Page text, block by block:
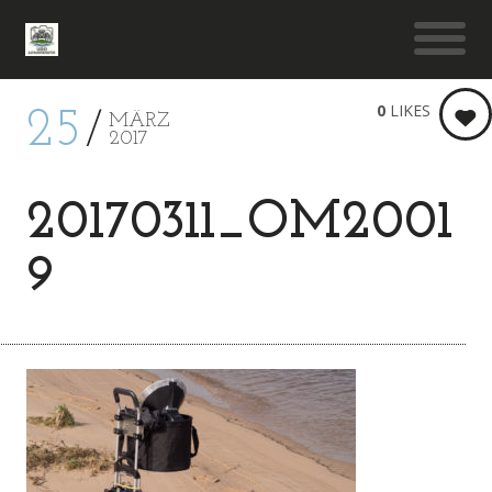
25
MÄRZ
2017
20170311_OM2001
9
0 LIKES